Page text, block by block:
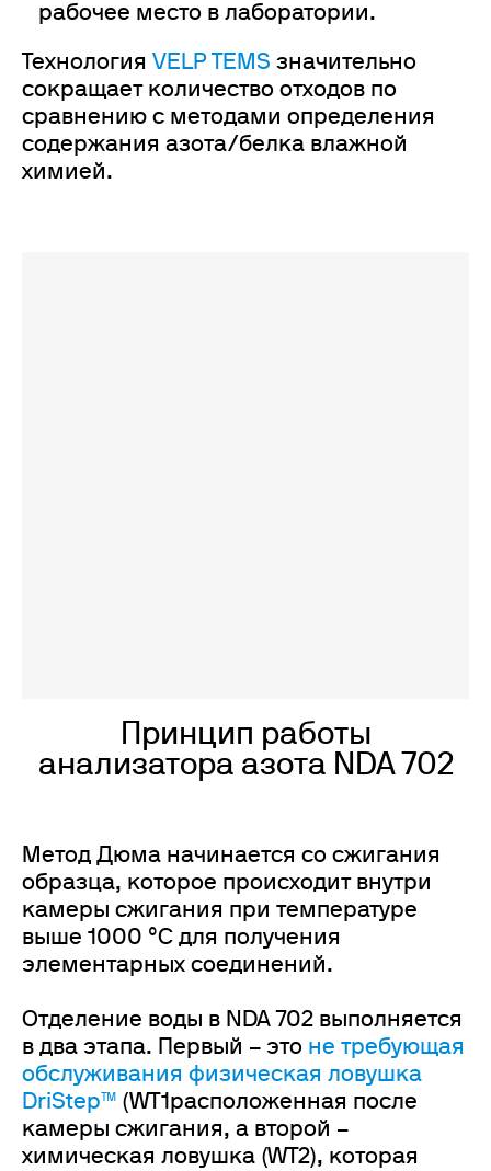
рабочее место в лаборатории.
Технология VELP TEMS значительно
сокращает количество отходов по
сравнению с методами определения
содержания азота/белка влажной
химией.
Принцип работы
анализатора азота NDA 702
Метод Дюма начинается со сжигания
образца, которое происходит внутри
камеры сжигания при температуре
выше 1000 °C для получения
элементарных соединений.
Отделение воды в NDA 702 выполняется
в два этапа. Первый – это не требующая
обслуживания физическая ловушка
DriStep™ (WT1расположенная после
камеры сжигания, а второй –
химическая ловушка (WT2), которая